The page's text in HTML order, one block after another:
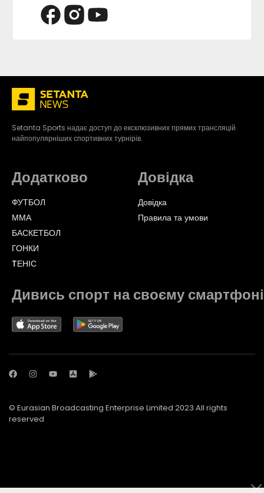
Setanta Sports надає доступ до ексклюзивних прямих трансляцій
найпопулярніших спортивних турнірів.
Додатково
ФУТБОЛ
ММА
БАСКЕТБОЛ
ГОНКИ
TЕНІС
Довідка
Довідка
Правила та умови
Дивись спорт на своєму смартфоні
© Eurasian Broadcasting Enterprise Limited 2023 All rights
reserved